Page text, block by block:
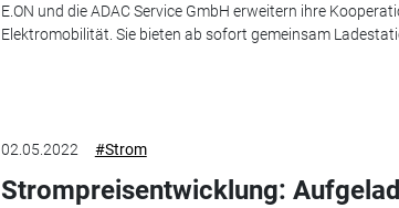
E.ON und die ADAC Service GmbH erweitern ihre
Elektromobilität. Sie bieten ab sofort gemeinsam
02.05.2022 #Strom
Strompreisentwicklung: